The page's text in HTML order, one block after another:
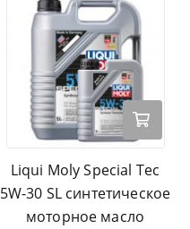
Liqui Moly Special Tec
5W-30 SL синтетическое
моторное масло